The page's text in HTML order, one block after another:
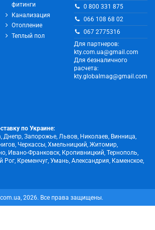
фитинги
Канализация
Отопление
Теплый пол
0 800 331 875
066 108 68 02
067 2775316
Для партнеров:
kty.com.ua@gmail.com
Для безналичного
расчета:
kty.globalmag@gmail.com
по Украине:
Днепр, Запорожье, Львов, Николаев, Винница,
Черкассы, Хмельницкий, Житомир,
Ивано-Франковск, Кропивницкий, Тернополь,
Рог, Кременчуг, Умань, Александрия, Каменское,
2026. Все права защищены.